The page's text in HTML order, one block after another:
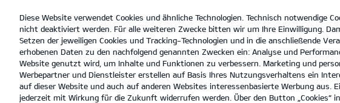
open
menu
G&J
KONTAKT
Diese Website verwendet Cookies und ähnliche Technologien. Technisch notwendige
nicht deaktiviert werden. Für alle weiteren Zwecke bitten wir um Ihre Einwilligung.
Setzen der jeweiligen Cookies und Tracking-Technologien und in die anschließende
erhobenen Daten zu den nachfolgend genannten Zwecken ein: Analyse und
Website genutzt wird, um Inhalte und Funktionen zu verbessern. Marketing und
Werbepartner und Dienstleister erstellen auf Basis Ihres Nutzungsverhaltens ein
auf dieser Website und auch auf anderen Websites interessenbasierte Werbung aus.
jederzeit mit Wirkung für die Zukunft widerrufen werden. Über den Button „Cookies“